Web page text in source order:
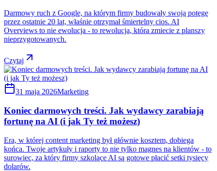
Darmowy ruch z Google, na którym firmy budowały swoją potęgę
przez ostatnie 20 lat, właśnie otrzymał śmiertelny cios. AI
Overviews to nie ewolucja - to rewolucja, która zmiecie z planszy
nieprzygotowanych.
Czytaj
31 maja 2026Marketing
Koniec darmowych treści. Jak wydawcy zarabiają
fortunę na AI (i jak Ty też możesz)
Era, w której content marketing był głównie kosztem, dobiega
końca. Twoje artykuły i raporty to nie tylko magnes na klientów - to
surowiec, za który firmy szkolące AI są gotowe płacić setki tysięcy
dolarów.